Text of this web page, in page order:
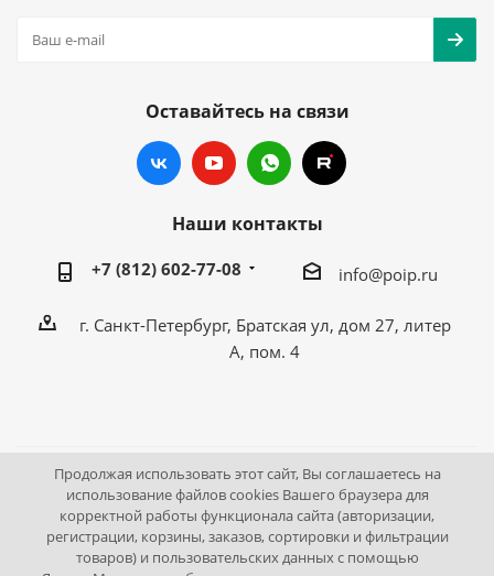
Оставайтесь на связи
Наши контакты
+7 (812) 602-77-08 info@poip.ru
г. Санкт-Петербург, Братская ул, дом 27, литер
А, пом. 4
2009 - 2026 © Промышленное оборудование Интернет
портал.
195043, г. Санкт-Петербург, Братская ул, дом 27, литер А,
Продолжая использовать этот сайт, Вы соглашаетесь на
использование файлов cookies Вашего браузера для
корректной работы функционала сайта (авторизации,
регистрации, корзины, заказов, сортировки и фильтрации
товаров) и пользовательских данных с помощью